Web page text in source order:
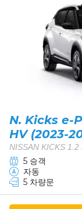
N. Kicks e-
HV (2023-
NISSAN KICKS 1.2
5 승객
자동
5 차량문